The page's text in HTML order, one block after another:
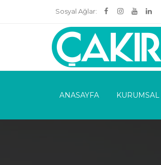
Sosyal Ağlar:
ANASAYFA KURUMSAL